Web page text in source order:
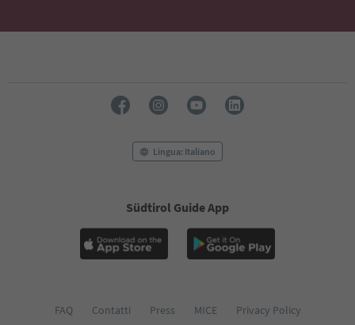
Lingua: Italiano
Südtirol Guide App
FAQ Contatti Press MICE
Privacy Policy